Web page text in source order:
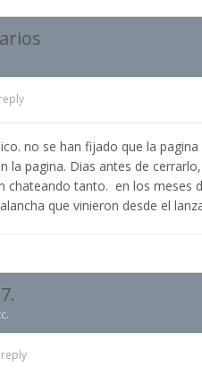
no se han fijado que la
la pagina. Dias antes de
chateando tanto. en los
que vinieron desde el